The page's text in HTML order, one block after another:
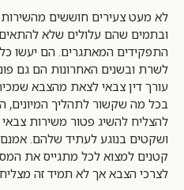
לא מעט צעירים חוששים
ובתמים שהם עלולים שלא
התפקידים המאתגרים. הם יעשו
לשרת ובשנים האחרונות הם גם
עורך דין צבאי לצאת מהצבא
בכל מה שקשור לתהליך המיונים,
להצליח להשיג פטור משירות צבאי
ושקטים בנוגע לעתיד שלהם.
קטנים למצוא לכל מתגייס את
לצרכי הצבא אך לא תמיד זה